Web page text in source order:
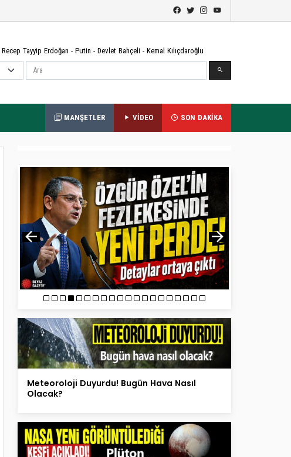
Recep Tayyip Erdoğan - Putin - Devlet Bahçeli - Kemal Kılıçdaroğlu
Ara
MANŞETLER VİDEO SON DAKİKA
Meteoroloji Duyurdu! Bugün Hava Nasıl
Olacak?